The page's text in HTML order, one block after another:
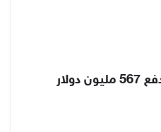
حكم قضائي يلزم “ميتا” بدفع 567 مليون دولار